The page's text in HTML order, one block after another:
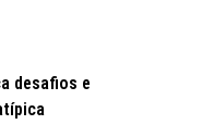
desafios e